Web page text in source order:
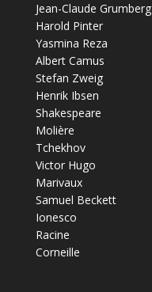
Jean-Claude Grumberg
Harold Pinter
Yasmina Reza
Albert Camus
Stefan Zweig
Henrik Ibsen
Shakespeare
Molière
Tchekhov
Victor Hugo
Marivaux
Samuel Beckett
Ionesco
Racine
Corneille